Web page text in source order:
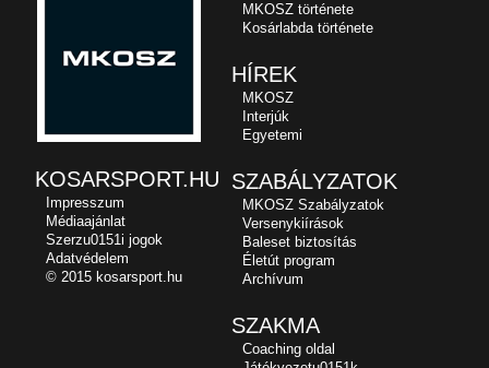
MKOSZ története
Kosárlabda története
HÍREK
MKOSZ
Interjúk
Egyetemi
SZABÁLYZATOK
MKOSZ Szabályzatok
Versenykiírások
Baleset biztosítás
Életút program
Archívum
SZAKMA
Coaching oldal
KOSARSPORT.HU
Impresszum
Médiaajánlat
Szerzu0151i jogok
Adatvédelem
© 2015 kosarsport.hu